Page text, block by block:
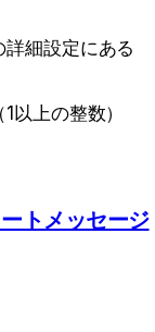
細設定にある
以上の整数）
トメッセージ